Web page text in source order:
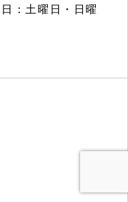
：土曜日・日曜